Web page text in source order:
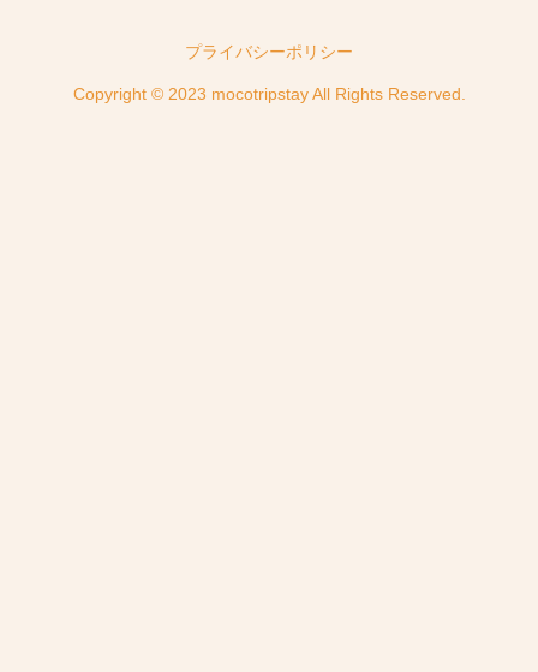
プライバシーポリシー
Copyright © 2023 mocotripstay All Rights Reserved.